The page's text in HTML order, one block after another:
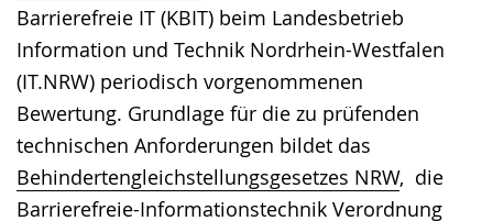
Barrierefreie IT (KBIT) beim Landesbetrieb
Information und Technik Nordrhein-Westfalen
(IT.NRW) periodisch vorgenommenen
Bewertung. Grundlage für die zu prüfenden
technischen Anforderungen bildet das
Behindertengleichstellungsgesetzes NRW, die
Barrierefreie-Informationstechnik Verordnung